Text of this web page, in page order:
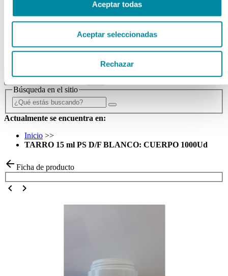
Aceptar todas
Aceptar seleccionadas
Rechazar
Utillaje
Fungible
menu shopping_cart search homelock
Búsqueda en el sitio
Actualmente se encuentra en:
Inicio >>
TARRO 15 ml PS D/F BLANCO: CUERPO 1000Ud
arrow_back Ficha de producto
chevron_left chevron_right